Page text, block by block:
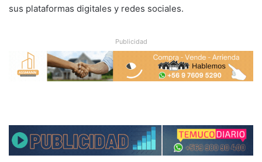
sus plataformas digitales y redes sociales.
Publicidad